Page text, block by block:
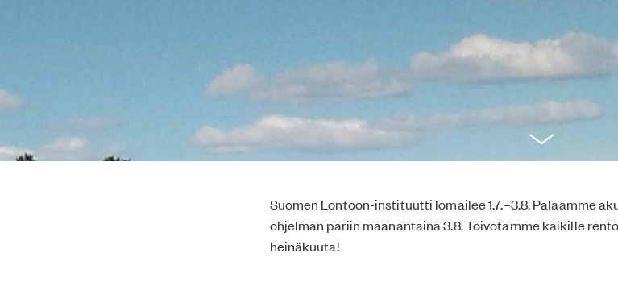
Suomen Lontoon-instituutti lomailee 1.7.–3.8. Palaamme
ohjelman pariin maanantaina 3.8. Toivotamme kaikille
heinäkuuta!